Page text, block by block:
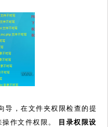
导，在文件夹权限检查的提
作文件权限。 目录权限设